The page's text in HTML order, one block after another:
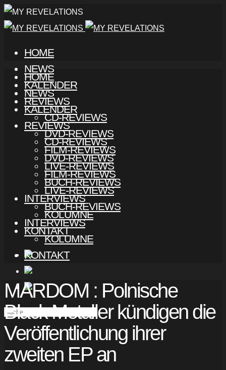
HOME
NEWS
KALENDER
REVIEWS
CD-REVIEWS
DVD-REVIEWS
FILM-REVIEWS
LIVE-REVIEWS
BUCH-REVIEWS
INTERVIEWS
KOLUMNE
KONTAKT
HOME
NEWS
KALENDER
REVIEWS
CD-REVIEWS
DVD-REVIEWS
FILM-REVIEWS
LIVE-REVIEWS
BUCH-REVIEWS
INTERVIEWS
KOLUMNE
KONTAKT
MARDOM : Polnische
Black Metaller kündigen die
Veröffentlichung ihrer
zweiten EP an